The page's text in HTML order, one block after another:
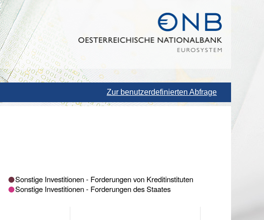
Zur benutzerdefinierten Abfrage
Sonstige Investitionen - Forderungen von Kreditinstituten
Sonstige Investitionen - Forderungen des Staates